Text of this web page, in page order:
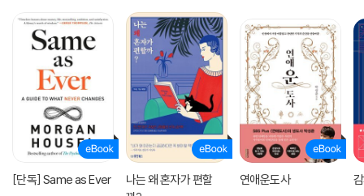
[단독] Same as Ever
나는 왜 혼자가 편할
연애운도사